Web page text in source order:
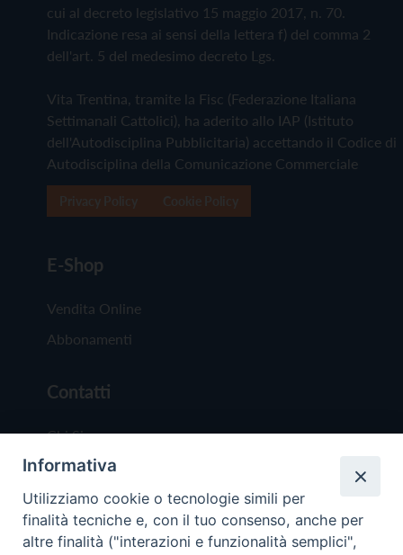
cui al decreto legislativo 15 maggio 2017, n. 70.
Indicazione resa ai sensi della lettera f) del comma 2
dell'art. 5 del medesimo decreto Lgs.
Vita Trentina, tramite la Fisc (Federazione Italiana
Settimanali Cattolici), ha aderito allo IAP (Istituto
dell'Autodisciplina Pubblicitaria) accettando il Codice di
Autodisciplina della Comunicazione Commerciale
E-Shop
Vendita Online
Abbonamenti
Contatti
Chi Siamo
Redazione
Scrivici
Informativa
Utilizziamo cookie o tecnologie simili per
finalità tecniche e, con il tuo consenso, anche per
altre finalità ("interazioni e funzionalità semplici",